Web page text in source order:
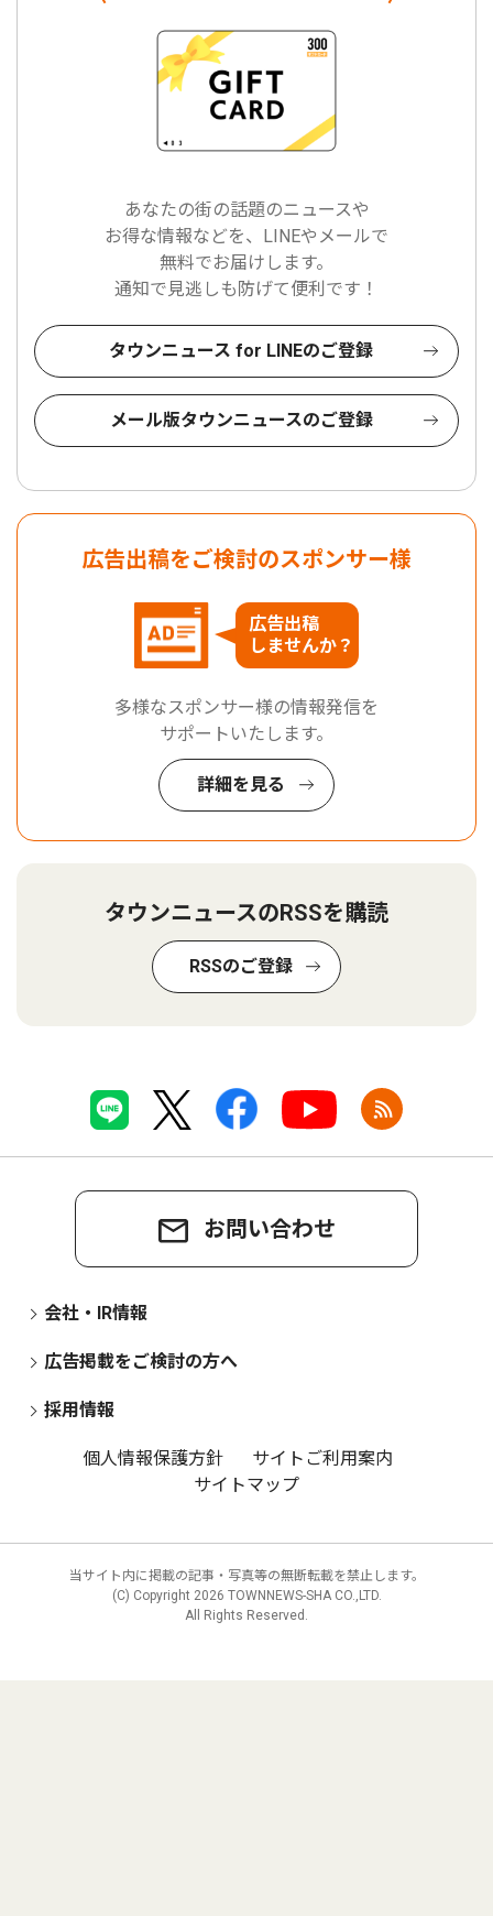
あなたの街の話題のニュースや
お得な情報などを、LINEやメールで
無料でお届けします。
通知で見逃しも防げて便利です！
タウンニュース for LINEのご登録
メール版タウンニュースのご登録
広告出稿をご検討のスポンサー様
広告出稿
しませんか？
多様なスポンサー様の情報発信を
サポートいたします。
詳細を見る
タウンニュースのRSSを購読
RSSのご登録
お問い合わせ
会社・IR情報
広告掲載をご検討の方へ
採用情報
個人情報保護方針
サイトご利用案内
サイトマップ
当サイト内に掲載の記事・写真等の無断転載を禁止します。
(C) Copyright 2026 TOWNNEWS-SHA CO.,LTD.
All Rights Reserved.